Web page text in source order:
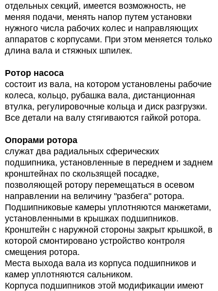
отдельных секций, имеется возможность, не
меняя подачи, менять напор путем установки
нужного числа рабочих колес и направляющих
аппаратов с корпусами. При этом меняется только
длина вала и стяжных шпилек.
Ротор насоса
состоит из вала, на котором установлены рабочие
колеса, кольцо, рубашка вала, дистанционная
втулка, регулировочные кольца и диск разгрузки.
Все детали на валу стягиваются гайкой ротора.
Опорами ротора
служат два радиальных сферических
подшипника, установленные в переднем и заднем
кронштейнах по скользящей посадке,
позволяющей ротору перемещаться в осевом
направлении на величину "разбега" ротора.
Подшипниковые камеры уплотняются манжетами,
установленными в крышках подшипников.
Кронштейн с наружной стороны закрыт крышкой, в
которой смонтировано устройство контроля
смещения ротора.
Места выхода вала из корпуса подшипников и
камер уплотняются сальником.
Корпуса подшипников этой модификации имеют